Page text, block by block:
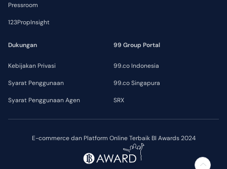
E-commerce dan Platform Online Terbaik BI Awards 2024
Pressroom
123PropInsight
Dukungan
Kebijakan Privasi
Syarat Penggunaan
Syarat Penggunaan Agen
99 Group Portal
99.co Indonesia
99.co Singapura
SRX